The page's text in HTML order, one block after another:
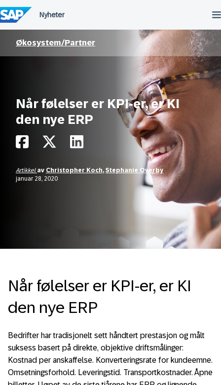
til
innhold
Økosystem/Partner
Når følelser er KPI-er, er KI
den nye ERP
Artikkel av Christopher Koch, Stephanie Overby
januar 28, 2020
Når følelser er KPI-er, er KI
den nye ERP
Bedrifter har tradisjonelt sett håndtert prestasjon og målt
suksess basert på direkte, objektive driftsmålinger:
Kostnad per anskaffelse. Konverteringsrate for kundeemne.
Omsetningsforhold. Leveringstid. Transportkostnader. Åpne